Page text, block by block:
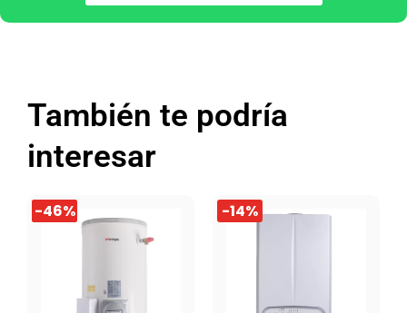
También te podría
interesar
-46%
-46%
El
precio
$404.990.
El
precio
$219.990.
-14%
El
$1.004.990.
El
$859.990.